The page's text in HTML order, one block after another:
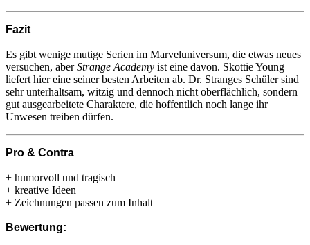
Fazit
Es gibt wenige mutige Serien im Marveluniversum, die etwas neues
versuchen, aberStrange Academy ist eine davon. Skottie Young
liefert hier eine seiner besten Arbeiten ab. Dr. Stranges Schüler sind
sehr unterhaltsam, witzig und dennoch nicht oberflächlich, sondern
gut ausgearbeitete Charaktere, die hoffentlich noch lange ihr
Unwesen treiben dürfen.
Pro & Contra
+ humorvoll und tragisch
+ kreative Ideen
+ Zeichnungen passen zum Inhalt
Bewertung: